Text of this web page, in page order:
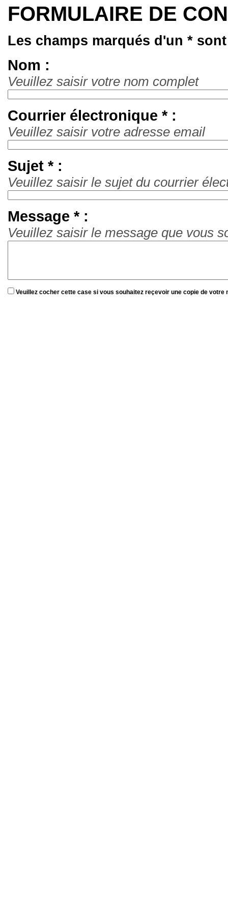
FORMULAIRE DE
Les champs marqués d'un *
Nom :
Veuillez saisir votre nom complet
Courrier électronique * :
Veuillez saisir votre adresse email
Sujet * :
Veuillez saisir le sujet du courrier
Message * :
Veuillez saisir le message que vous
Veuillez cocher cette case si vous souhaitez reçevoir une copie de votre